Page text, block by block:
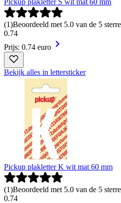
Pickup plakletter S wit mat 60 mm
(1)Beoordeeld met 5.0 van de 5
0.74
Prijs: 0.74 euro
Bekijk alles in lettersticker
Pickup plakletter K wit mat 60 mm
(1)Beoordeeld met 5.0 van de 5
0.74